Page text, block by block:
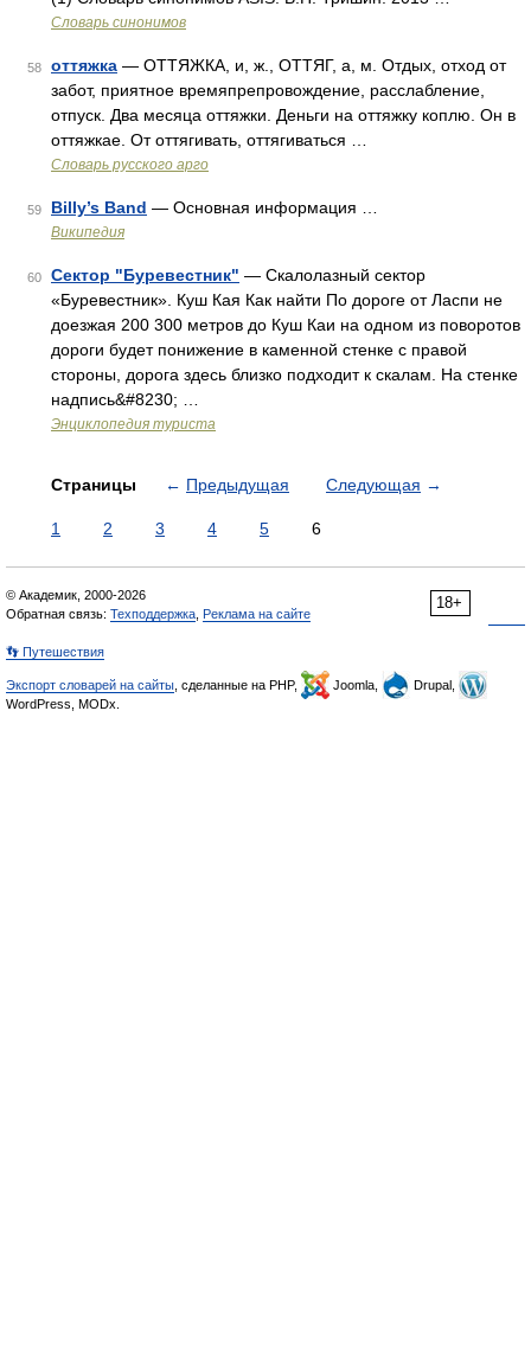
Словарь синонимов
58 оттяжка — ОТТЯЖКА, и, ж., ОТТЯГ, а, м. Отдых, отход от
забот, приятное времяпрепровождение, расслабление,
отпуск. Два месяца оттяжки. Деньги на оттяжку коплю. Он в
оттяжкае. От оттягивать, оттягиваться …
Словарь русского арго
59 Billy’s Band — Основная информация …
Википедия
60 Сектор "Буревестник" — Скалолазный сектор
«Буревестник». Куш Кая Как найти По дороге от Ласпи не
доезжая 200 300 метров до Куш Каи на одном из поворотов
дороги будет понижение в каменной стенке с правой
стороны, дорога здесь близко подходит к скалам. На стенке
надпись&#8230; …
Энциклопедия туриста
Страницы ← Предыдущая Следующая →
1 2 3 4 5 6
18+
© Академик, 2000-2026
Обратная связь: Техподдержка Реклама на сайте
👣 Путешествия
Экспорт словарей на сайты , сделанные на PHP, Joomla,
Drupal,
WordPress, MODx.